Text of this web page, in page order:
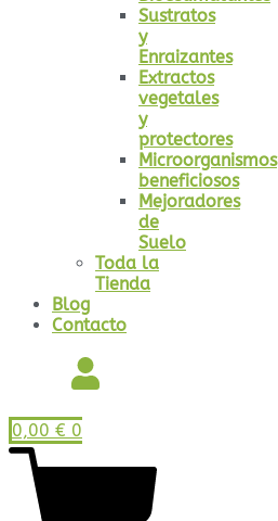
Sustratos
y
Enraizantes
Extractos
vegetales
y
protectores
Microorganismos
beneficiosos
Mejoradores
de
Suelo
Toda la
Tienda
Blog
Contacto
0,00 € 0